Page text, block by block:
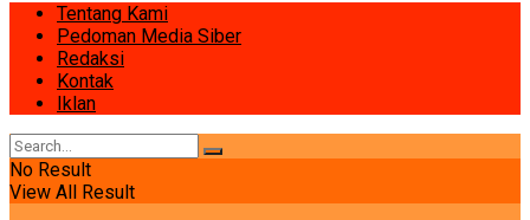
Tentang Kami
Pedoman Media Siber
Redaksi
Kontak
Iklan
No Result
View All Result